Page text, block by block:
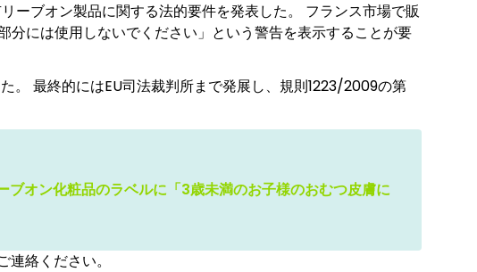
ーブオン製品に関する法的要件を発表した。 フランス市場で販
には使用しないでください」という警告を表示することが要
。 最終的にはEU司法裁判所まで発展し、規則1223/2009の第
オン化粧品のラベルに「3歳未満のお子様のおむつ皮膚に
連絡ください。